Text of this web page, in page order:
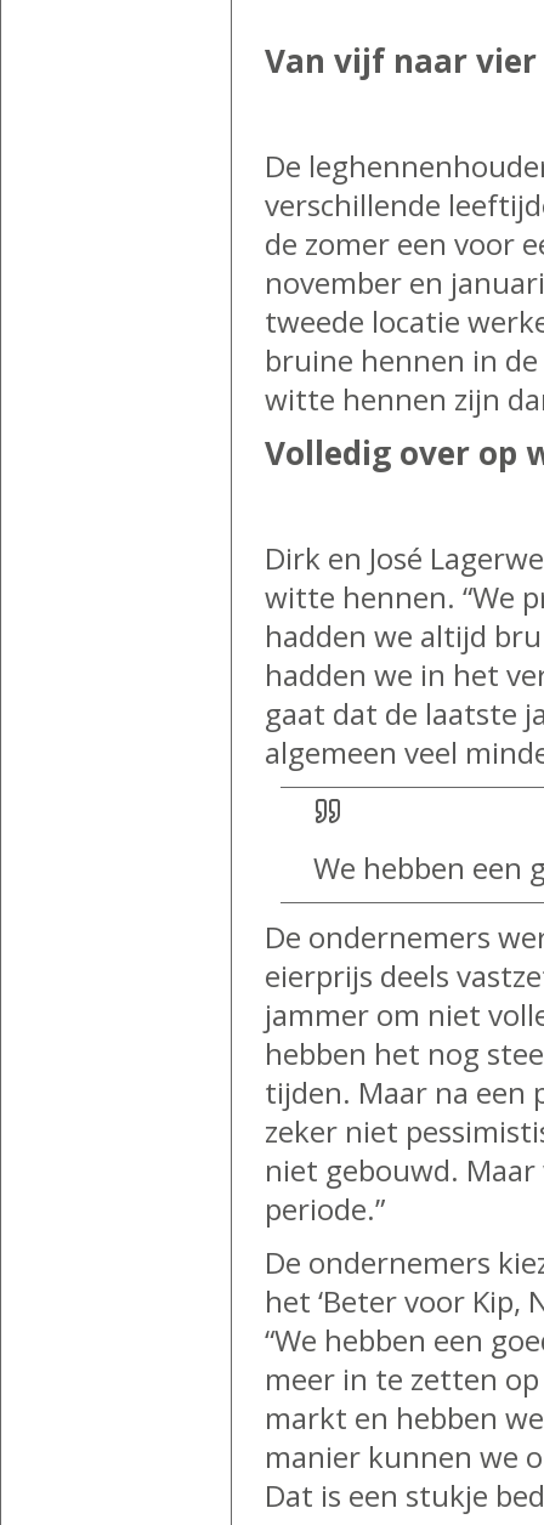
Van vijf naar
De
verschillende
de zomer een voor
november en
tweede locatie
bruine hennen in
witte hennen zijn
Volledig over op
Dirk en José
witte hennen. “We
hadden we altijd
hadden we in het
gaat dat de laatste
algemeen veel
We hebben een
De ondernemers
eierprijs deels
jammer om niet
hebben het nog
tijden. Maar na een
zeker niet
niet gebouwd.
periode.”
De ondernemers
het ‘Beter voor Kip,
“We hebben een
meer in te zetten op
markt en hebben
manier kunnen we
Dat is een stukje